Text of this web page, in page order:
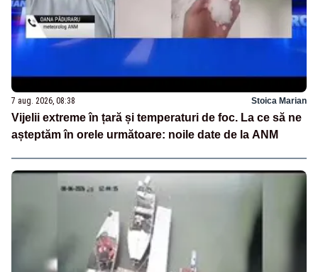
7 aug. 2026, 08:38 Stoica Marian
Vijelii extreme în țară și temperaturi de foc. La ce să ne
așteptăm în orele următoare: noile date de la ANM